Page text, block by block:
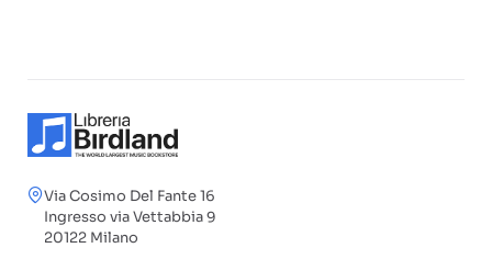
Via Cosimo Del Fante 16
Ingresso via Vettabbia 9
20122 Milano